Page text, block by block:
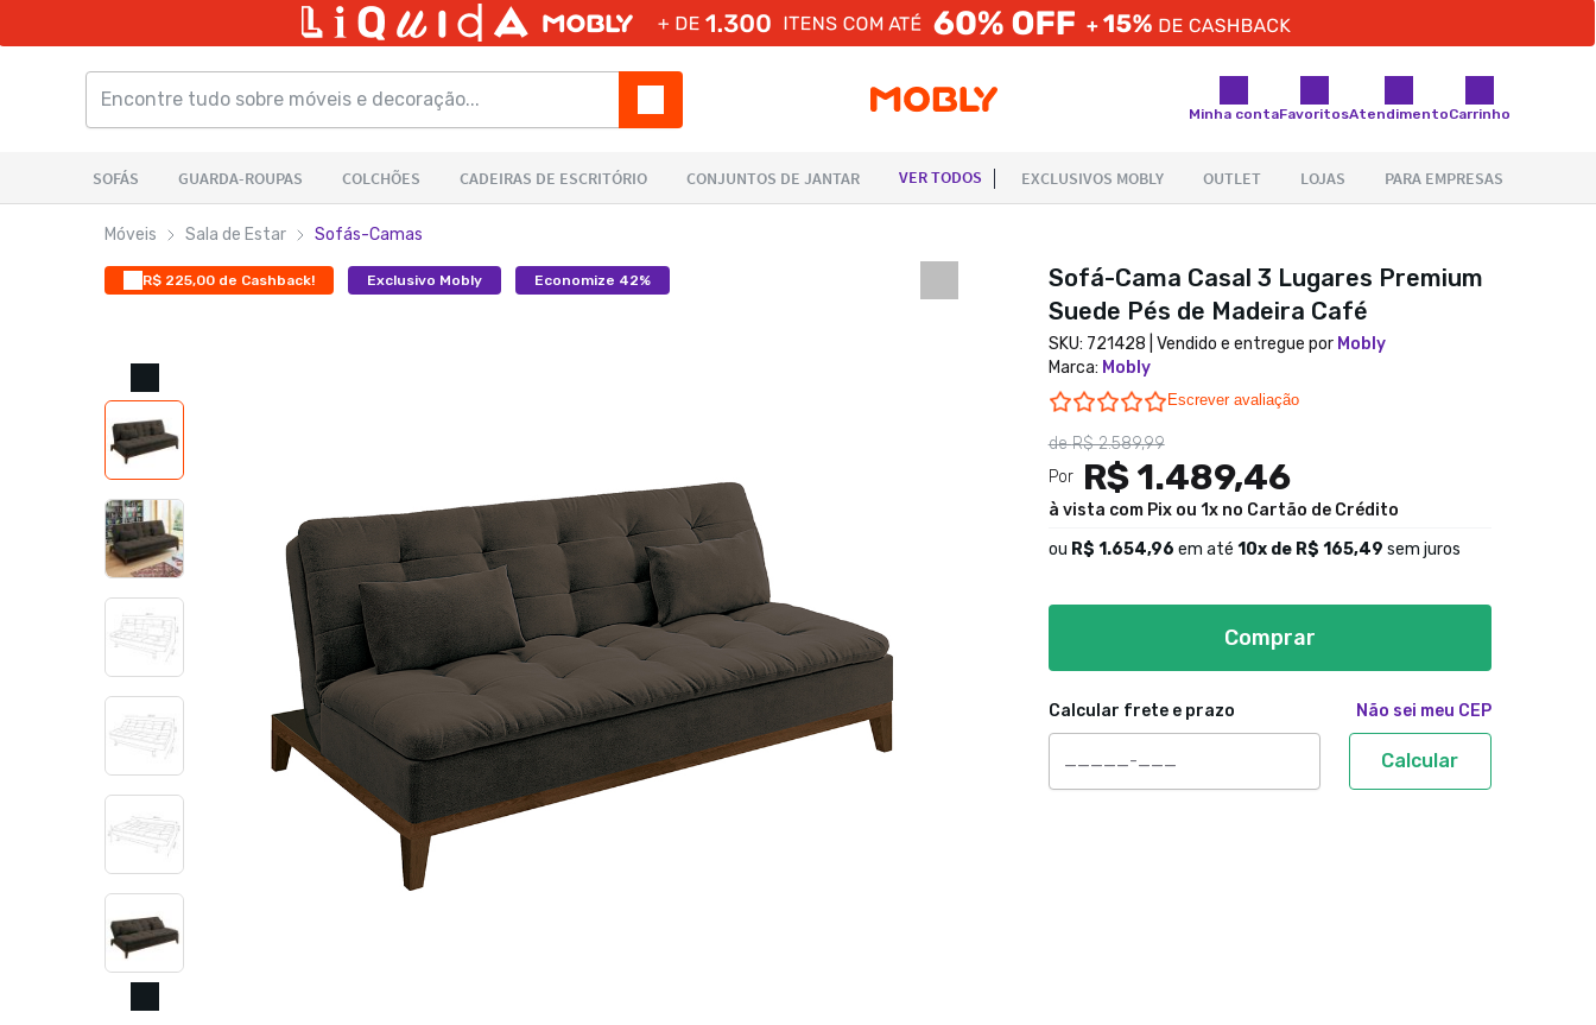
Minha contaFavoritosAtendimentoCarrinho
Móveis Sala de Estar Sofás-Camas
R$ 225,00 de Cashback! Exclusivo Mobly Economize 42%
Sofá-Cama Casal 3 Lugares Premium
Suede Pés de Madeira Café
SKU: 721428 | Vendido e entregue por Mobly
Marca: Mobly
0.0 star rating
Escrever avaliação
deR$ 2.589,99
Por
R$ 1.489,46
à vista com Pix ou 1x no Cartão de Crédito
ou R$ 1.654,96 em até 10x de R$ 165,49 sem juros
Comprar
Calcular frete e prazo Não sei meu CEP
Calcular